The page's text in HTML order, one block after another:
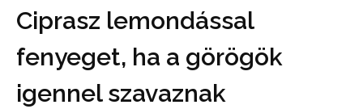
Ciprasz lemondással
fenyeget, ha a görögök
igennel szavaznak